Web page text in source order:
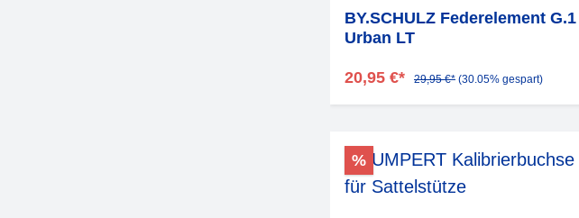
BY.SCHULZ Federelement G.1
Urban LT
20,95 €* 29,95 €* (30.05% gespart)
%